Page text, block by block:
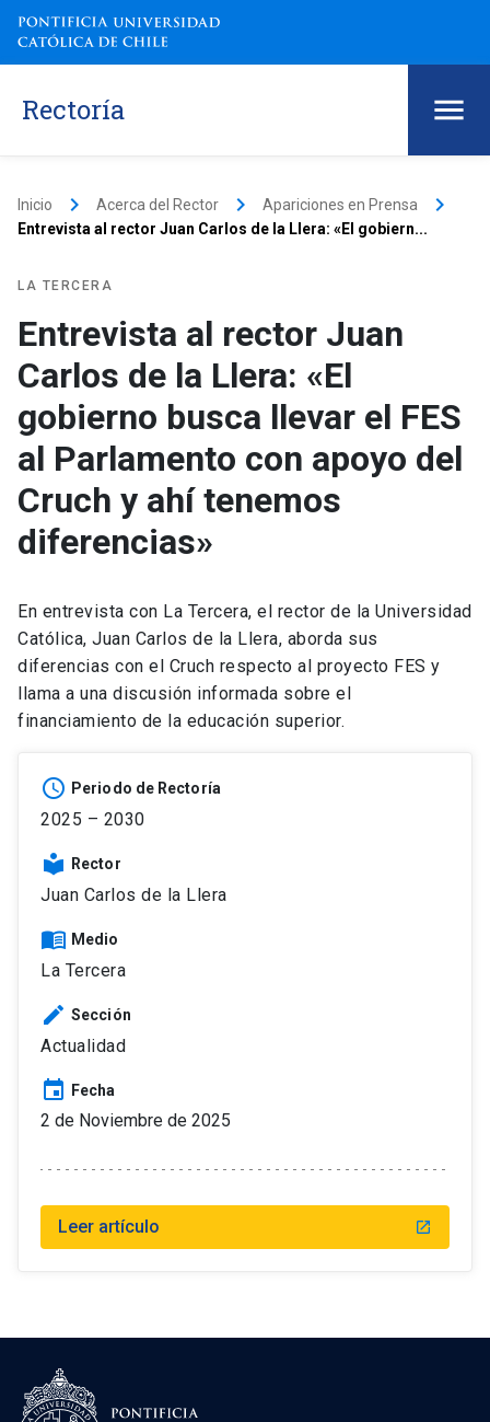
Rectoría
Inicio keyboard_arrow_right Acerca del Rector keyboard_arrow_right Apariciones en Prensa keyboard_arrow_right
Entrevista al rector Juan Carlos de la Llera: «El gobiern...
LA TERCERA
Entrevista al rector Juan
Carlos de la Llera: «El
gobierno busca llevar el FES
al Parlamento con apoyo del
Cruch y ahí tenemos
diferencias»
En entrevista con La Tercera, el rector de la Universidad
Católica, Juan Carlos de la Llera, aborda sus
diferencias con el Cruch respecto al proyecto FES y
llama a una discusión informada sobre el
financiamiento de la educación superior.
schedule Periodo de Rectoría
2025 – 2030
local_library Rector
Juan Carlos de la Llera
menu_book Medio
La Tercera
edit Sección
Actualidad
event Fecha
2 de Noviembre de 2025
Leer artículo launch